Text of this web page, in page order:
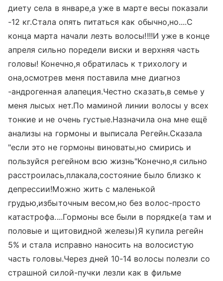
диету села в январе,а уже в марте весы показали
-12 кг.Стала опять питаться как обычно,но....С
конца марта начали лезть волосы!!!!И уже в конце
апреля сильно поредели виски и верхняя часть
головы! Конечно,я обратилась к трихологу и
она,осмотрев меня поставила мне диагноз
-андрогенная алапеция.Честно сказать,в семье у
меня лысых нет.По маминой линии волосы у всех
тонкие и не очень густые.Назначила она мне ещё
анализы на гормоны и выписала Регейн.Сказала
"если это не гормоны виноваты,но смирись и
пользуйся регейном всю жизнь"Конечно,я сильно
расстроилась,плакала,состояние было близко к
депрессии!Можно жить с маленькой
грудью,избыточным весом,но без волос-просто
катастрофа....Гормоны все были в порядке(а там и
половые и щитовидной железы)Я купила регейн
5% и стала исправно наносить на волосистую
часть головы.Через дней 10-14 волосы полезли со
страшной силой-пучки лезли как в фильме